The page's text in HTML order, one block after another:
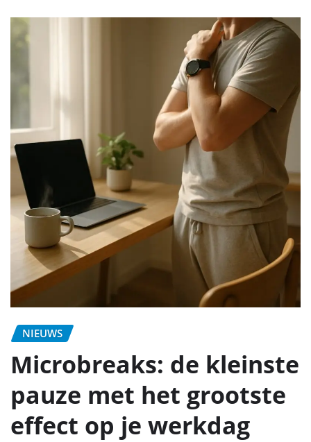
NIEUWS
Microbreaks: de kleinste
pauze met het grootste
effect op je werkdag